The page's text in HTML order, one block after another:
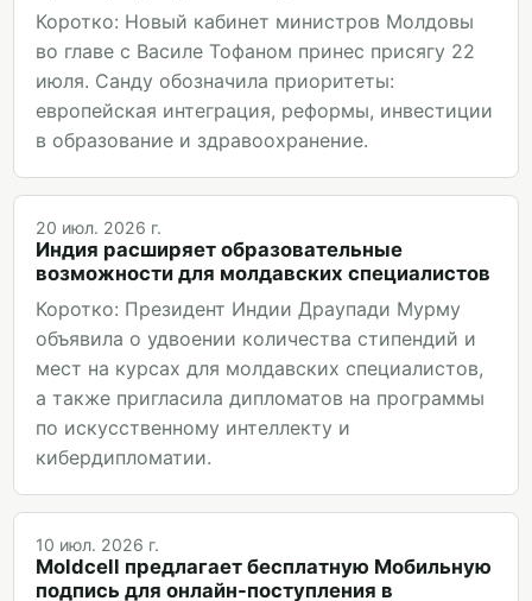
Коротко: Новый кабинет министров Молдовы
во главе с Василе Тофаном принес присягу 22
июля. Санду обозначила приоритеты:
европейская интеграция, реформы, инвестиции
в образование и здравоохранение.
20 июл. 2026 г.
Индия расширяет образовательные
возможности для молдавских специалистов
Коротко: Президент Индии Драупади Мурму
объявила о удвоении количества стипендий и
мест на курсах для молдавских специалистов,
а также пригласила дипломатов на программы
по искусственному интеллекту и
кибердипломатии.
10 июл. 2026 г.
Moldcell предлагает бесплатную Мобильную
подпись для онлайн-поступления в